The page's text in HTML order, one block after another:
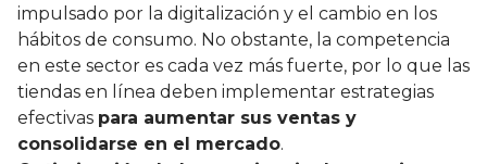
impulsado por la digitalización y el cambio en los
hábitos de consumo. No obstante, la competencia
en este sector es cada vez más fuerte, por lo que las
tiendas en línea deben implementar estrategias
efectivas para aumentar sus ventas y
consolidarse en el mercado.